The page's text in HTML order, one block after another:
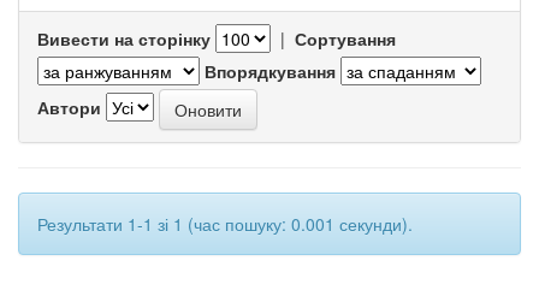
Вивести на сторінку | Сортування
Впорядкування
Автори
Результати 1-1 зі 1 (час пошуку: 0.001 секунди).